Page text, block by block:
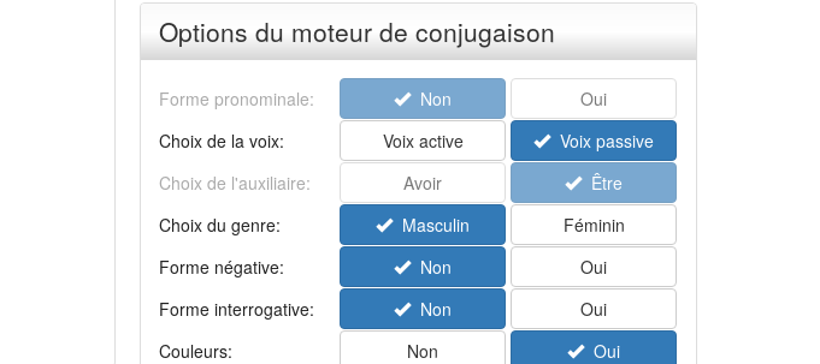
Options du moteur de conjugaison
Forme pronominale: Non
Oui
Choix de la voix:
Voix active
Voix passive
Choix de l'auxiliaire:
Avoir
Être
Choix du genre:
Masculin
Féminin
Forme négative:
Non
Oui
Forme interrogative:
Non
Oui
Couleurs:
Non Oui